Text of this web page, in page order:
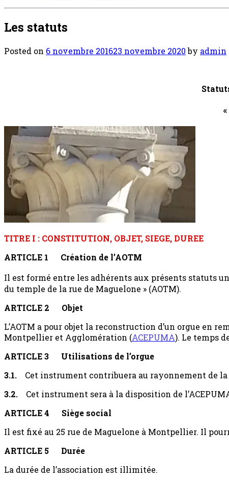
Les statuts
Posted on 6 novembre 201623 novembre 2020by admin
TITRE I : CONSTITUTION, OBJET, SIEGE, DUREE
ARTICLE 1 Création de l’AOTM
Il est formé entre les adhérents aux présents statuts
du temple de la rue de Maguelone » (AOTM).
ARTICLE 2 Objet
L’AOTM a pour objet la reconstruction d’un orgue en
Montpellier et Agglomération (ACEPUMA). Le temps
ARTICLE 3 Utilisations de l’orgue
3.1. Cet instrument contribuera au rayonnement de la
3.2. Cet instrument sera à la disposition de
ARTICLE 4 Siège social
Il est fixé au 25 rue de Maguelone à Montpellier. Il
ARTICLE 5 Durée
La durée de l’association est illimitée.